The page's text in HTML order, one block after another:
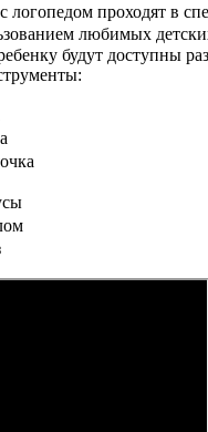
логопедом проходят в
любимых
будут доступны